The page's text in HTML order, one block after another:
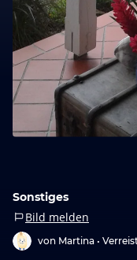
Sonstiges
Bild melden
von Martina •